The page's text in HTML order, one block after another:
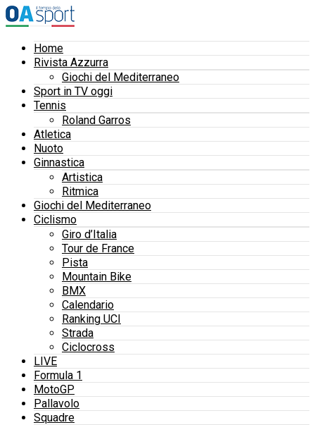
Home
Rivista Azzurra
Giochi del Mediterraneo
Sport in TV oggi
Tennis
Roland Garros
Atletica
Nuoto
Ginnastica
Artistica
Ritmica
Giochi del Mediterraneo
Ciclismo
Giro d’Italia
Tour de France
Pista
Mountain Bike
BMX
Calendario
Ranking UCI
Strada
Ciclocross
LIVE
Formula 1
MotoGP
Pallavolo
Squadre